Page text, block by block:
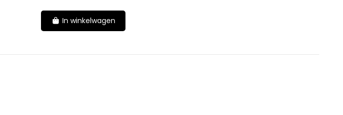
In winkelwagen